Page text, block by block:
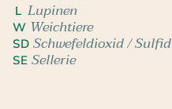
L Lupinen
W Weichtiere
SD Schwefeldioxid / Sulfid
SE Sellerie